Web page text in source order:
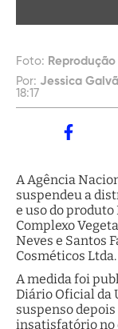
Foto: Reprodução
Por: Jessica
18:17
A Agência
suspendeu a
e uso do
Complexo
Neves e Santos
Cosméticos Ltda.
A medida foi
Diário Oficial da
suspenso
insatisfatório no